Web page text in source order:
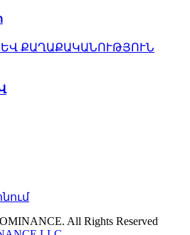
All Rights Reserved